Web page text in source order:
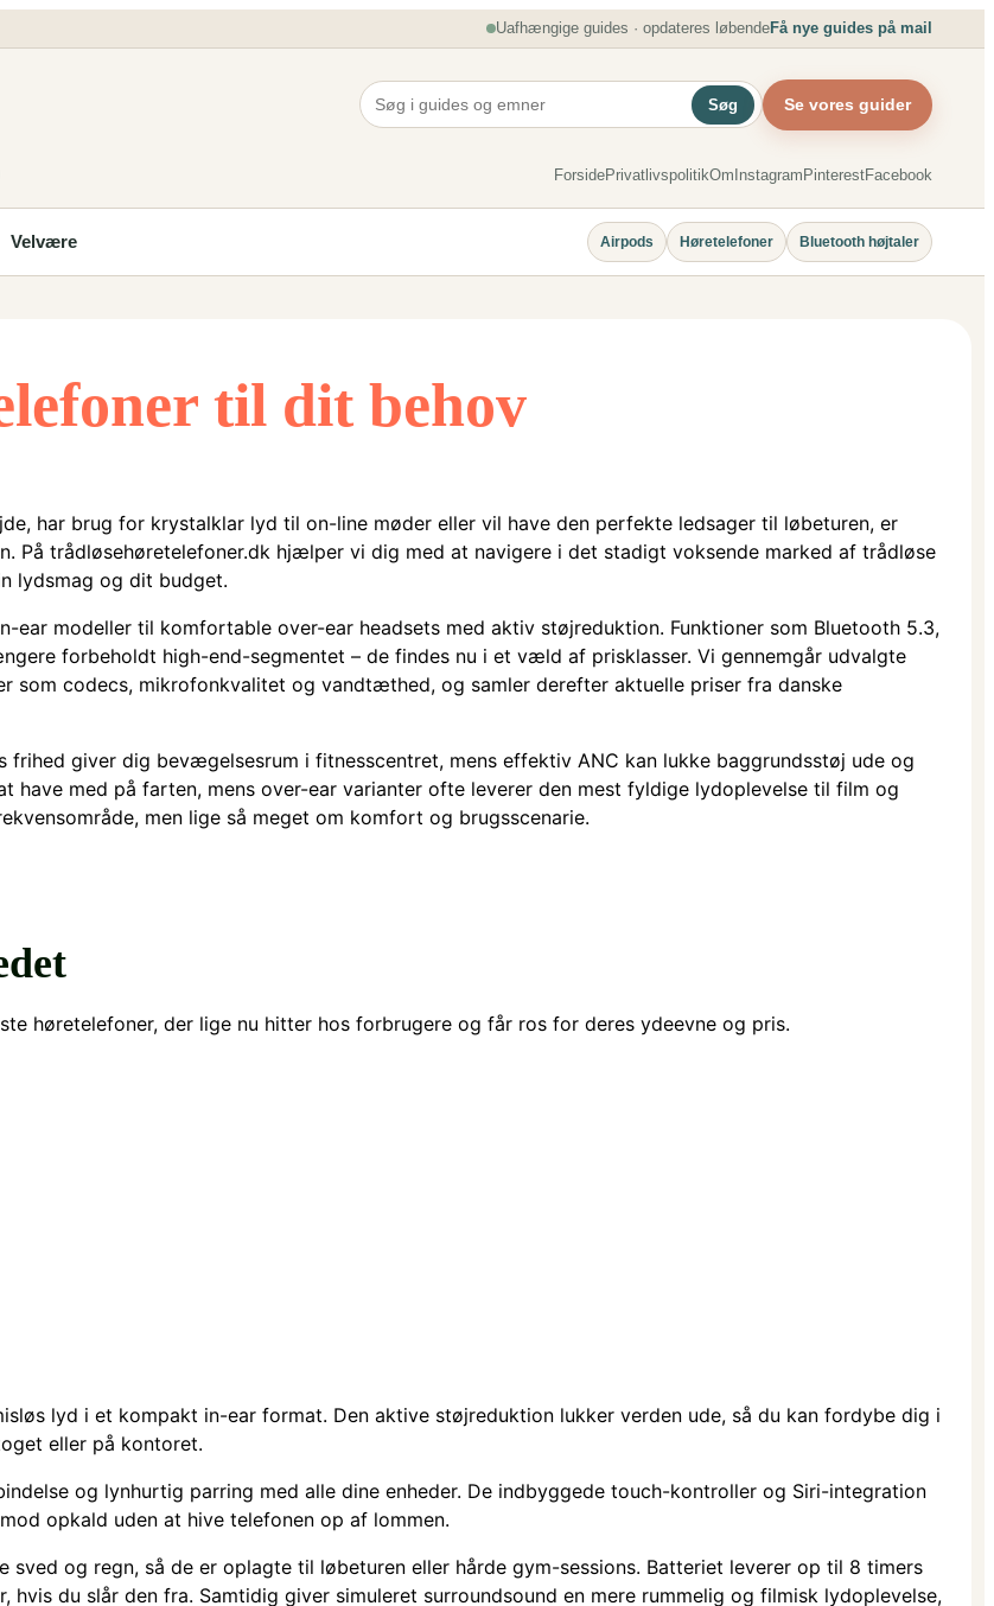
Uafhængige guides · opdateres løbendeFå nye guides på mail
Søg Se vores guider
ForsidePrivatlivspolitikOmInstagramPinterestFacebook
Velvære Airpods Høretelefoner Bluetooth højtaler
til dit behov
har brug for krystalklar lyd til on-line møder eller vil have den perfekte ledsager til løbeturen, er
På trådløsehøretelefoner.dk hjælper vi dig med at navigere i det stadigt voksende marked af trådløse
lydsmag og dit budget.
modeller til komfortable over-ear headsets med aktiv støjreduktion. Funktioner som Bluetooth 5.3,
forbeholdt high-end-segmentet – de findes nu i et væld af prisklasser. Vi gennemgår udvalgte
som codecs, mikrofonkvalitet og vandtæthed, og samler derefter aktuelle priser fra danske
giver dig bevægelsesrum i fitnesscentret, mens effektiv ANC kan lukke baggrundsstøj ude og
have med på farten, mens over-ear varianter ofte leverer den mest fyldige lydoplevelse til film og
men lige så meget om komfort og brugsscenarie.
høretelefoner, der lige nu hitter hos forbrugere og får ros for deres ydeevne og pris.
lyd i et kompakt in-ear format. Den aktive støjreduktion lukker verden ude, så du kan fordybe dig i
eller på kontoret.
og lynhurtig parring med alle dine enheder. De indbyggede touch-kontroller og Siri-integration
opkald uden at hive telefonen op af lommen.
sved og regn, så de er oplagte til løbeturen eller hårde gym-sessions. Batteriet leverer op til 8 timers
du slår den fra. Samtidig giver simuleret surroundsound en mere rummelig og filmisk lydoplevelse,